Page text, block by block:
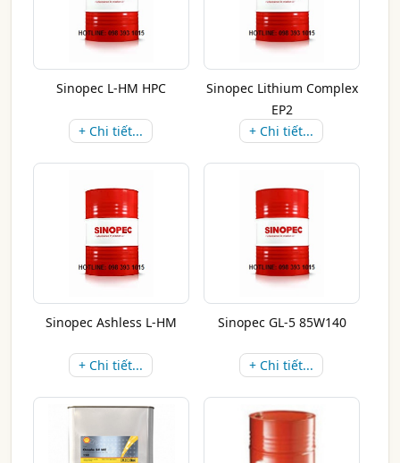
Sinopec L-HM HPC
+ Chi tiết...
Sinopec Lithium Complex
EP2
+ Chi tiết...
Sinopec Ashless L-HM
+ Chi tiết...
Sinopec GL-5 85W140
+ Chi tiết...